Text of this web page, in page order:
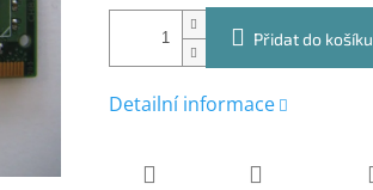
Přidat do košíku
Detailní informace